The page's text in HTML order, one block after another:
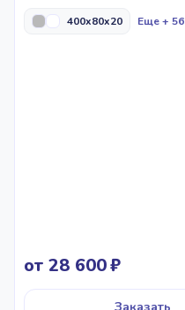
400x80x20 Еще + 56
от 28 600